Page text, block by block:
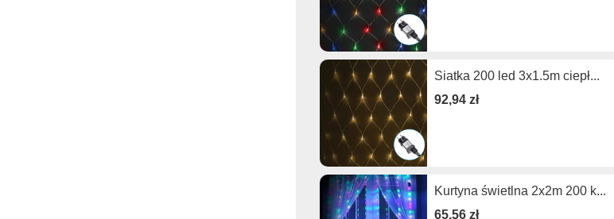
Siatka 200 led 3x1.5m ciepł...
92,94 zł
Kurtyna świetlna 2x2m 200 k...
65,56 zł